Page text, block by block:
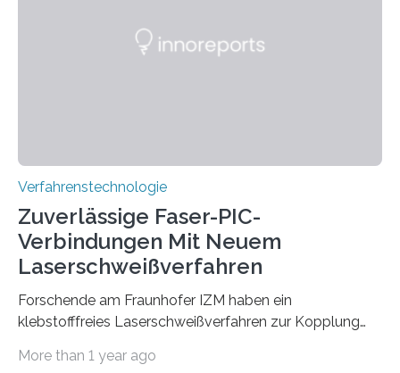
brennen, der Grundstoff für baufertigen Zement. Wenig
Verfahrenstechnologie
Zuverlässige Faser-PIC-
Verbindungen Mit Neuem
Laserschweißverfahren
Forschende am Fraunhofer IZM haben ein
klebstofffreies Laserschweißverfahren zur Kopplung
optischen Glasfasern realisiert, welches auch in
More than 1 year ago